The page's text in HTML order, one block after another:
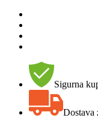
Sigurna
Dostava